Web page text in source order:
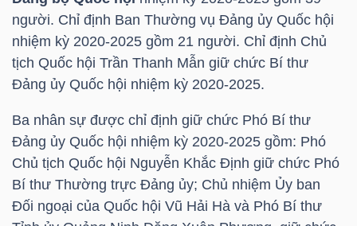
người. Chỉ định Ban Thường vụ Đảng ủy Quốc hội
nhiệm kỳ 2020-2025 gồm 21 người. Chỉ định Chủ
tịch Quốc hội Trần Thanh Mẫn giữ chức Bí thư
Đảng ủy Quốc hội nhiệm kỳ 2020-2025.
Ba nhân sự được chỉ định giữ chức Phó Bí thư
Đảng ủy Quốc hội nhiệm kỳ 2020-2025 gồm: Phó
Chủ tịch Quốc hội Nguyễn Khắc Định giữ chức Phó
Bí thư Thường trực Đảng ủy; Chủ nhiệm Ủy ban
Đối ngoại của Quốc hội Vũ Hải Hà và Phó Bí thư
CÔNG
NGHIỆP
TIÊU
DÙNG
KHÔNG
THIẾT